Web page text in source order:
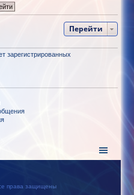
Перейти
зарегистрированных
права защищены